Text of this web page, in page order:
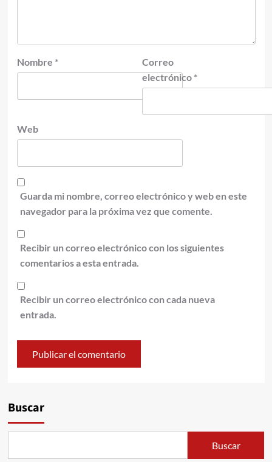
Nombre *
Correo
electrónico *
Web
Guarda mi nombre, correo electrónico y web en este
navegador para la próxima vez que comente.
Recibir un correo electrónico con los siguientes
comentarios a esta entrada.
Recibir un correo electrónico con cada nueva
entrada.
Buscar
Buscar